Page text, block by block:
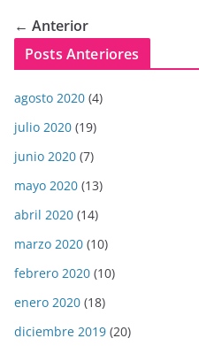
← Anterior
Posts Anteriores
agosto 2020 (4)
julio 2020 (19)
junio 2020 (7)
mayo 2020 (13)
abril 2020 (14)
marzo 2020 (10)
febrero 2020 (10)
enero 2020 (18)
diciembre 2019 (20)